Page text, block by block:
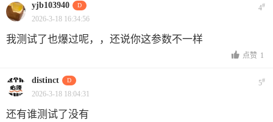
yjb103940 D 4#
2026-3-18 16:34:56
我测试了也爆过呢，，还说你这参数不一样
点赞 1
distinct D 5#
2026-3-18 18:04:31
还有谁测试了没有